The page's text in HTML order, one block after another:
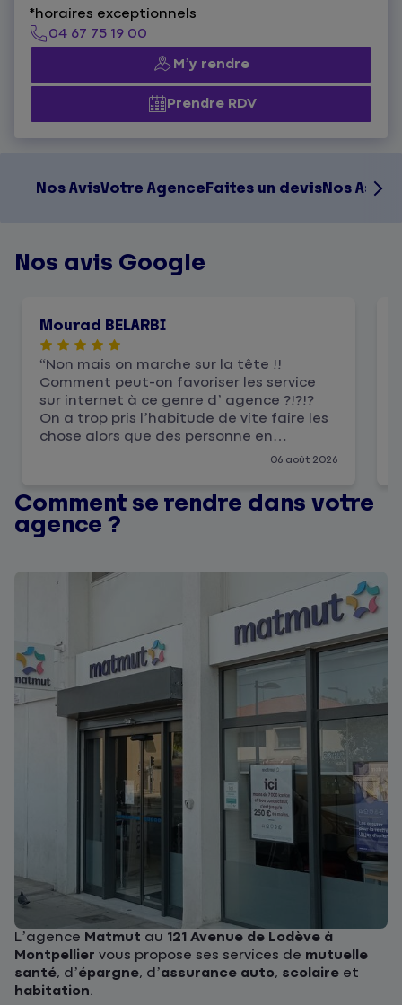
*horaires exceptionnels
04 67 75 19 00
M’y rendre
Prendre RDV
Nos AvisVotre AgenceFaites un devisNos
Nos avis Google
Mourad BELARBI
06 août 2026
Non mais on marche sur la tête !!
Comment peut-on favoriser les service
sur internet à ce genre d’ agence ?!?!?
On a trop pris l’habitude de vite faire les
chose alors que des personne en
physique bienveillante et serviable sont
+50000 étoiles ;) je recommande !
Comment se rendre dans votre
agence ?
L’agence Matmut au 121 Avenue de Lodève à
Montpellier vous propose ses services de mutuelle
santé, d’épargne, d’assurance auto, scolaire et
habitation.